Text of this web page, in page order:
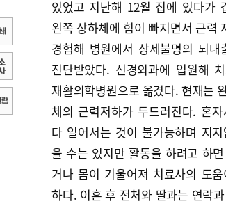
있었고 지난해 12월 집에 있다가
왼쪽 상하체에 힘이 빠지면서 근력
경험해 병원에서 상세불명의 뇌내
진단받았다. 신경외과에 입원해
재활의학병원으로 옮겼다. 현재는
체의 근력저하가 두드러진다. 혼
다 일어서는 것이 불가능하며 지
을 수는 있지만 활동을 하려고 하
거나 몸이 기울어져 치료사의 도
하다. 이혼 후 전처와 딸과는 연락